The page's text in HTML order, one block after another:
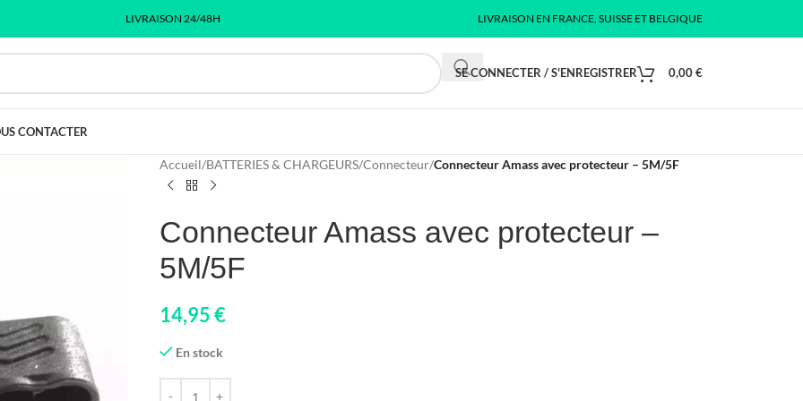
LIVRAISON 24/48H LIVRAISON EN FRANCE, SUISSE ET BELGIQUE
SE CONNECTER / S'ENREGISTRER 0,00€
CONTACTER
Accueil/BATTERIES & CHARGEURS/Connecteur/Connecteur Amass avec protecteur – 5M/5F
Connecteur Amass avec protecteur –
5M/5F
14,95€
En stock